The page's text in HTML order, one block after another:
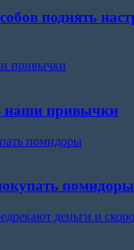
поднять
привычки
наши привычки
помидоры
помидоры
деньги и